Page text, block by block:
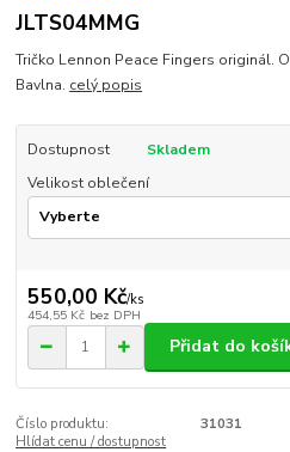
JLTS04MMG
Tričko Lennon Peace Fingers originál.
Bavlna. celý popis
Dostupnost
Skladem
Velikost oblečení
550,00 Kč/ks
454,55 Kč bez DPH
Přidat do
Číslo produktu:
31031
Hlídat cenu / dostupnost